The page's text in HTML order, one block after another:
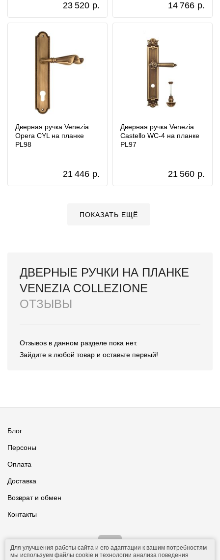
23 520 р. 14 766 р.
Дверная ручка Venezia
Opera CYL на планке
PL98
21 446 р.
Дверная ручка Venezia
Castello WC-4 на планке
PL97
21 560 р.
ПОКАЗАТЬ ЕЩЁ
ДВЕРНЫЕ РУЧКИ НА ПЛАНКЕ
VENEZIA COLLEZIONE
ОТЗЫВЫ
Отзывов в данном разделе пока нет.
Зайдите в любой товар и оставьте первый!
Блог
Персоны
Оплата
Доставка
Возврат и обмен
Контакты
Для улучшения работы сайта и его адаптации к вашим потребностям
мы используем файлы cookie и технологии анализа поведения